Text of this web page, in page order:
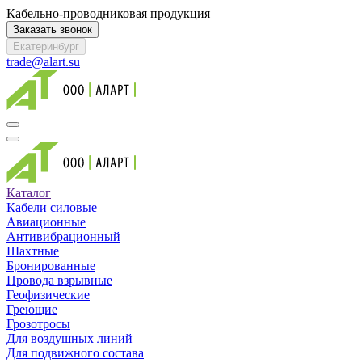
Кабельно-проводниковая продукция
Заказать звонок
Екатеринбург
trade@alart.su
Каталог
Кабели силовые
Авиационные
Антивибрационный
Шахтные
Бронированные
Провода взрывные
Геофизические
Греющие
Грозотросы
Для воздушных линий
Для подвижного состава